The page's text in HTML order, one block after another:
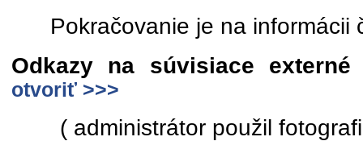
Pokračovanie je na informácii
Odkazy na súvisiace
otvoriť >>>
( administrátor použil